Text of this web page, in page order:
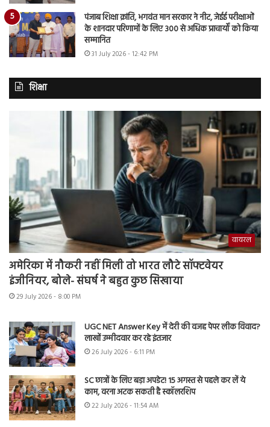
पंजाब शिक्षा क्रांति, भगवंत मान सरकार ने नीट, जेईई परीक्षाओं
के शानदार परिणामों के लिए 300 से अधिक प्राचार्यों को किया
सम्मानित
31 July 2026 - 12:42 PM
शिक्षा
वायरल
अमेरिका में नौकरी नहीं मिली तो भारत लौटे सॉफ्टवेयर
इंजीनियर, बोले- संघर्ष ने बहुत कुछ सिखाया
29 July 2026 - 8:00 PM
UGC NET Answer Key में देरी की वजह पेपर लीक विवाद?
लाखों उम्मीदवार कर रहे इंतजार
26 July 2026 - 6:11 PM
SC छात्रों के लिए बड़ा अपडेट! 15 अगस्त से पहले कर लें ये
काम, वरना अटक सकती है स्कॉलरशिप
22 July 2026 - 11:54 AM